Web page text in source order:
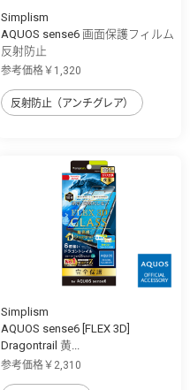
Simplism
AQUOS sense6 画面保護フィルム
反射防止
参考価格￥1,320
反射防止（アンチグレア）
Simplism
AQUOS sense6 [FLEX 3D]
Dragontrail 黄...
参考価格￥2,310